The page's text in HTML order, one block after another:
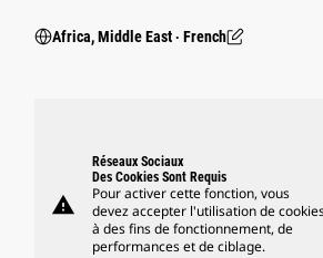
Africa, Middle East ‧ French
warning
Réseaux Sociaux
Des Cookies Sont Requis
Pour activer cette fonction, vous
devez accepter l'utilisation de
à des fins de fonctionnement, de
performances et de ciblage.